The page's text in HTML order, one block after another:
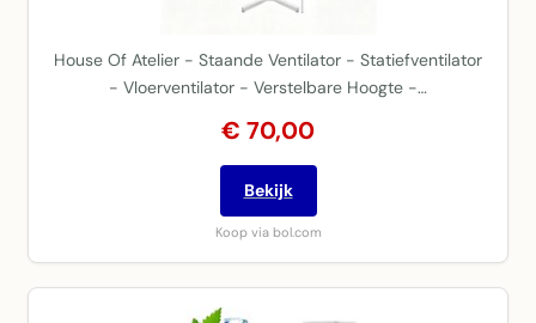
House Of Atelier - Staande Ventilator - Statiefventilator
- Vloerventilator - Verstelbare Hoogte -…
€ 70,00
Bekijk
Koop via bol.com